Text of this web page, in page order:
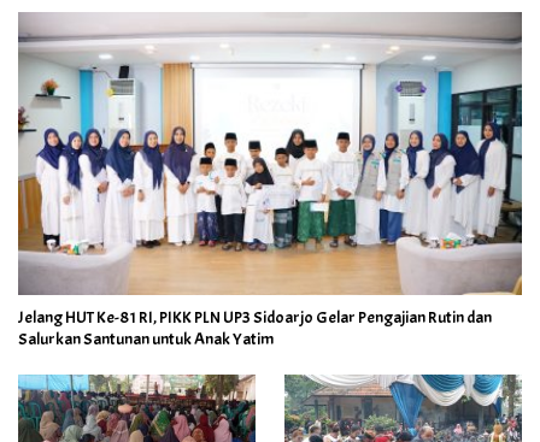
Jelang HUT Ke-81 RI, PIKK PLN UP3 Sidoarjo Gelar Pengajian Rutin dan
Salurkan Santunan untuk Anak Yatim